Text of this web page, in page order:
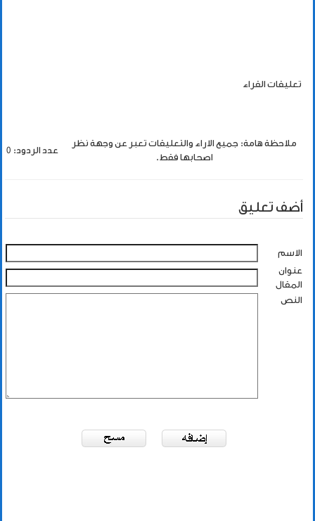
تعليقات القراء
ملاحظة هامة: جميع الاراء والتعليقات تعبر عن وجهة نظر
اصحابها فقط.
عدد الردود: 0
أضف تعليق
الاسم
عنوان
المقال
النص